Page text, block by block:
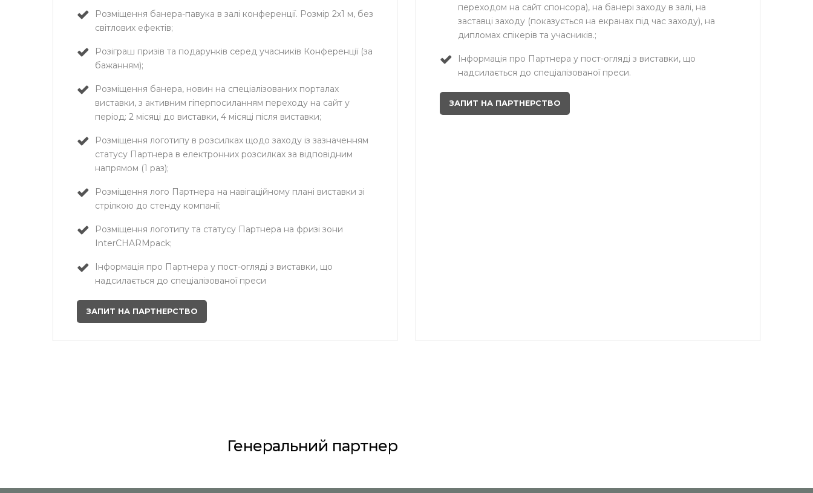
Розміщення банера-павука в залі конференції. Розмір 2х1 м, без
світлових ефектів;
Розіграш призів та подарунків серед учасників Конференції (за
бажанням);
Розміщення банера, новин на спеціалізованих порталах
виставки, з активним гіперпосиланням переходу на сайт у
період: 2 місяці до виставки, 4 місяці після виставки;
Розміщення логотипу в розсилках щодо заходу із зазначенням
статусу Партнера в електронних розсилках за відповідним
напрямом (1 раз);
Розміщення лого Партнера на навігаційному плані виставки зі
стрілкою до стенду компанії;
Розміщення логотипу та статусу Партнера на фризі зони
InterCHARMpack;
Інформація про Партнера у пост-огляді з виставки, що
надсилається до спеціалізованої преси
ЗАПИТ НА ПАРТНЕРСТВО
переходом на сайт спонсора), на банері заходу в залі, на
заставці заходу (показується на екранах під час заходу), на
дипломах спікерів та учасників.;
Інформація про Партнера у пост-огляді з виставки, що
надсилається до спеціалізованої преси.
ЗАПИТ НА ПАРТНЕРСТВО
Генеральний партнер